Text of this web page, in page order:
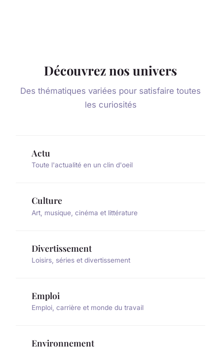
Découvrez nos univers
Des thématiques variées pour satisfaire toutes
les curiosités
Actu
Toute l'actualité en un clin d'oeil
Culture
Art, musique, cinéma et littérature
Divertissement
Loisirs, séries et divertissement
Emploi
Emploi, carrière et monde du travail
Environnement